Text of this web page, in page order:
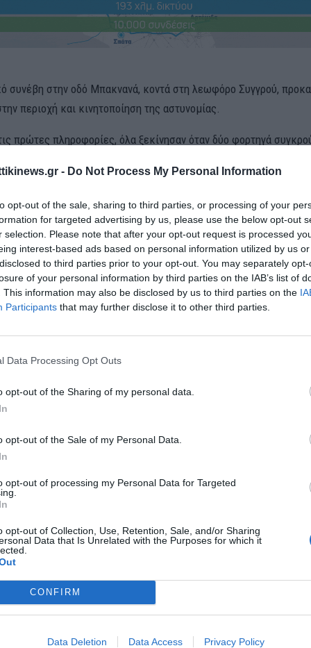
- Do Not Process My Personal Information
opt-out of the sale, sharing to third parties, or processing of your
for targeted advertising by us, please use the below opt-out
selection. Please note that after your opt-out request is processed
interest-based ads based on personal information utilized by us
to third parties prior to your opt-out. You may separately
of your personal information by third parties on the IAB’s list of
This information may also be disclosed by us to third parties on the
Participants that may further disclose it to other third parties.
Data Processing Opt Outs
opt-out of the Sharing of my personal data.
opt-out of the Sale of my Personal Data.
opt-out of processing my Personal Data for Targeted
opt-out of Collection, Use, Retention, Sale, and/or Sharing
Data that Is Unrelated with the Purposes for which it
CONFIRM
Data Deletion Data Access Privacy Policy
συνέβη στην οδό Μπακνανά, κοντά στη λεωφόρο Συγγρού,
περιοχή και κινητοποίηση της αστυνομίας.
πρώτες πληροφορίες, όλα ξεκίνησαν όταν δύο φορτηγά
σημείο.
λεπτά, η ένταση ξέφυγε από κάθε έλεγχο. Ένας από τους
μαχαίρι και να επιτέθηκε στους τρεις άνδρες,
ευτυχώς, φέρουν ελαφρά τραύματα και μεταφέρθηκαν άμεσα
τις πρώτες βοήθειες. Ο δράστης συνελήφθη επί τόπου, ενώ η
σε πέντε συλλήψεις, καθώς φέρεται ότι στο επεισόδιο
μάρτυρες να κάνουν λόγο για «πανικό και φωνές στη
του τροχαίου όσο και τα κίνητρα που οδήγησαν στη βίαιη
να υπήρχε προηγούμενη ένταση μεταξύ των εμπλεκομένων.
έρχεται να προστεθεί σε μια μακρά λίστα βίαιων συμβάντων που
επεισόδια και εξελίσσονται σε συγκρούσεις με
δεν είναι πια σπάνιο φαινόμενο στις ελληνικές πόλεις. Η ψυχική
και η έλλειψη αυτοσυγκράτησης οδηγούν συχνά σε